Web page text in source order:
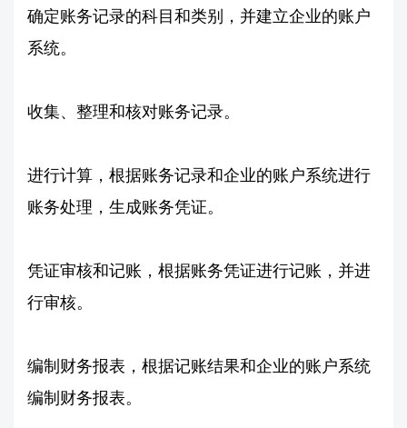
确定账务记录的科目和类别，并建立企业的账户
系统。
收集、整理和核对账务记录。
进行计算，根据账务记录和企业的账户系统进行
账务处理，生成账务凭证。
凭证审核和记账，根据账务凭证进行记账，并进
行审核。
编制财务报表，根据记账结果和企业的账户系统
编制财务报表。